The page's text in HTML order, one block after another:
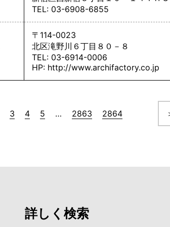
TEL: 03-6908-6855
〒114-0023
北区滝野川６丁目８０－８
TEL: 03-6914-0006
HP: http://www.archifactory.co.jp
3 4 5 … 2863 2864
詳しく検索